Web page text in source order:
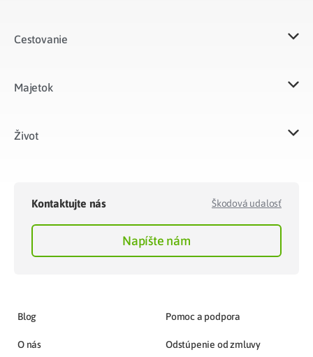
Cestovanie
Majetok​
Život​
Kontaktujte nás Škodová udalosť
Napíšte nám
Blog
O nás
Pomoc a podpora
Odstúpenie od zmluvy